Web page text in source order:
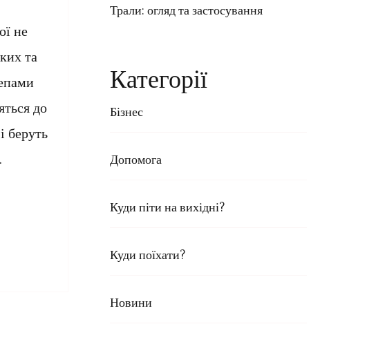
не
та
до
беруть
Трали: огляд та застосування
Категорії
Бізнес
Допомога
Куди піти на вихідні?
Куди поїхати?
Новини